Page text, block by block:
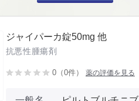
ジャイパーカ錠50mg 他
抗悪性腫瘍剤
0（0件） 薬の評価を見る